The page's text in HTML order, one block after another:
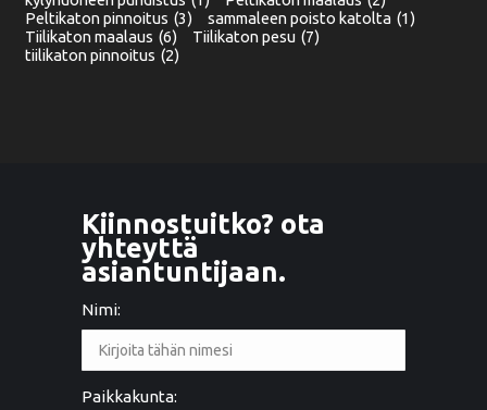
Peltikaton pinnoitus (3) sammaleen poisto katolta (1)
Tiilikaton maalaus (6) Tiilikaton pesu (7)
tiilikaton pinnoitus (2)
Kiinnostuitko? ota
yhteyttä
asiantuntijaan.
Nimi:
Paikkakunta: